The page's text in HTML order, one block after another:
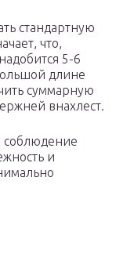
стандартную
что,
5-6
длине
суммарную
внахлест.
соблюдение
и